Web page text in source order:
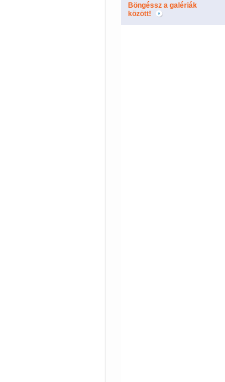
Böngéssz a galériák
között!